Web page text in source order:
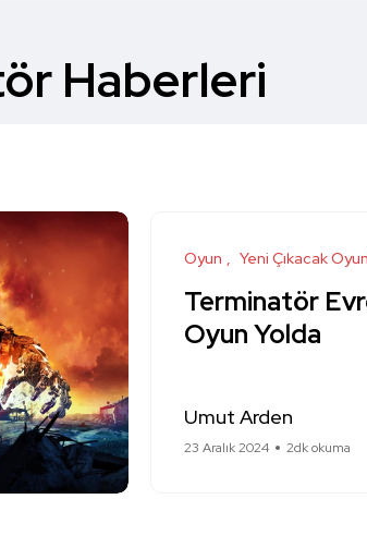
Haberleri
Oyun Yeni Çıkacak
Terminatör
Oyun Yolda
Umut Arden
23 Aralık 2024 2dk okuma